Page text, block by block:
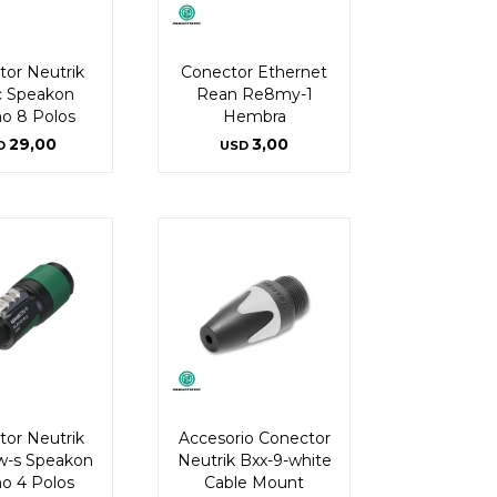
Neutrik
Speakon
8 Polos
29,00
Conector Ethernet
Rean Re8my-1
Hembra
USD 3,00
Neutrik
s Speakon
4 Polos
Accesorio Conector
Neutrik Bxx-9-white
Cable Mount